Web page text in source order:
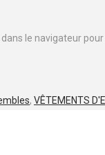
le navigateur
, VÊTEMENTS